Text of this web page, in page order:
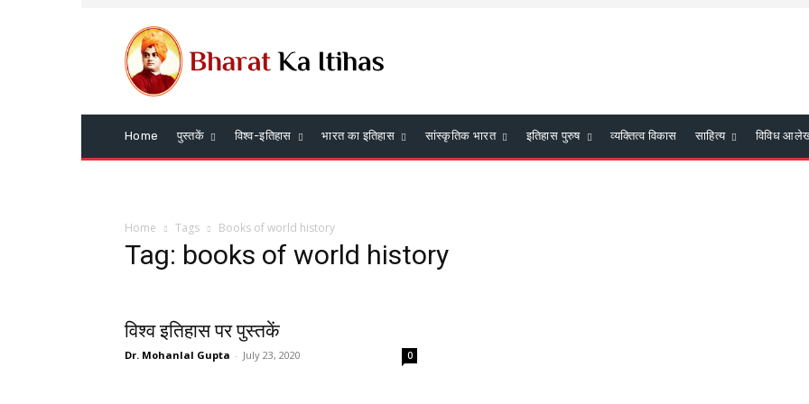
Home पुस्तकें विश्व-इतिहास भारत का इतिहास सांस्कृतिक भारत इतिहास पुरुष व्यक्तित्व विकास साहित्य विविध
Home Tags Books of world history
Tag: books of world history
विश्व इतिहास पर पुस्तकें
Dr. Mohanlal Gupta - July 23, 2020 0